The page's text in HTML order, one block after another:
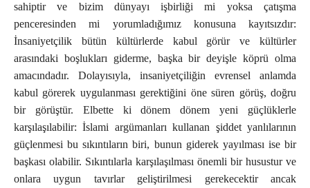
sahiptir ve bizim dünyayı işbirliği mi yoksa çatışma
penceresinden mi yorumladığımız konusuna kayıtsızdır:
İnsaniyetçilik bütün kültürlerde kabul görür ve kültürler
arasındaki boşlukları giderme, başka bir deyişle köprü olma
amacındadır. Dolayısıyla, insaniyetçiliğin evrensel anlamda
kabul görerek uygulanması gerektiğini öne süren görüş, doğru
bir görüştür. Elbette ki dönem dönem yeni güçlüklerle
karşılaşılabilir: İslami argümanları kullanan şiddet yanlılarının
güçlenmesi bu sıkıntıların biri, bunun giderek yayılması ise bir
başkası olabilir. Sıkıntılarla karşılaşılması önemli bir husustur ve
onlara uygun tavırlar geliştirilmesi gerekecektir ancak